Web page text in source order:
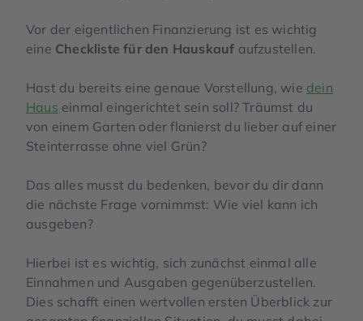
Vor der eigentlichen Finanzierung ist es wichtig
eine Checkliste für den Hauskauf aufzustellen.
Hast du bereits eine genaue Vorstellung, wie dein
Haus einmal eingerichtet sein soll? Träumst du
von einem Garten oder flanierst du lieber auf einer
Steinterrasse ohne viel Grün?
Das alles musst du bedenken, bevor du dir dann
die nächste Frage vornimmst: Wie viel kann ich
ausgeben?
Hierbei ist es wichtig, sich zunächst einmal alle
Einnahmen und Ausgaben gegenüberzustellen.
Dies schafft einen wertvollen ersten Überblick zur